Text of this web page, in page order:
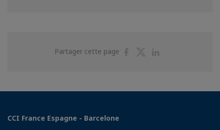
Partager cette page
PartagerPartager
CCI France Espagne - Barcelone